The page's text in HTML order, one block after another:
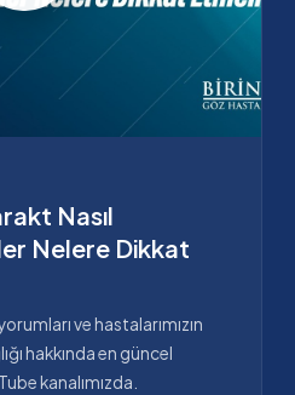
Nasıl
Nelere Dikkat
ve hastalarımızın
hakkında en güncel
kanalımızda.